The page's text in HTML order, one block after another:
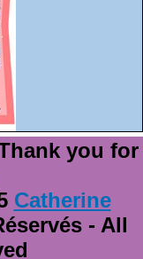
you for
Catherine
- All